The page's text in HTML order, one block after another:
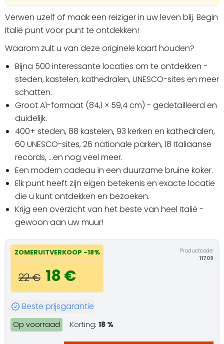
Verwen uzelf of maak een reiziger in uw leven blij. Begin
Italië punt voor punt te ontdekken!
Waarom zult u van deze originele kaart houden?
Bijna 500 interessante locaties om te ontdekken -
steden, kastelen, kathedralen, UNESCO-sites en meer
schatten.
Groot A1-formaat (84,1 × 59,4 cm) - gedetailleerd en
duidelijk.
400+ steden, 88 kastelen, 93 kerken en kathedralen,
60 UNESCO-sites, 26 nationale parken, 18 Italiaanse
records, ...en nog veel meer.
Een modern cadeau in een duurzame bruine koker.
Elk punt heeft zijn eigen betekenis en exacte locatie
die u kunt ontdekken en bezoeken.
Krijg een overzicht van het beste van heel Italië -
gewoon aan uw muur!
ZOMERUITVERKOOP -18%
22 € 18 €
Productcode:
11709
Beste prijsgarantie
Op voorraad Korting: 18 %